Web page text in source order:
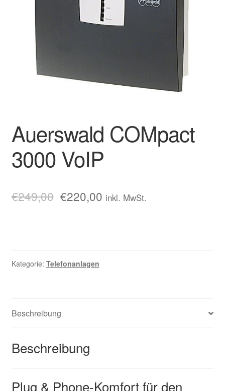
Auerswald COMpact
3000 VoIP
€249,00 €220,00 inkl. MwSt.
Kategorie: Telefonanlagen
Beschreibung
Beschreibung
Plug & Phone-Komfort für den